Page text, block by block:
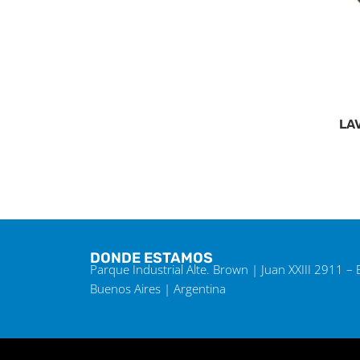
DONDE ESTAMOS
Parque Industrial Alte. Brown | Juan XXIII 2911 –
Buenos Aires | Argentina